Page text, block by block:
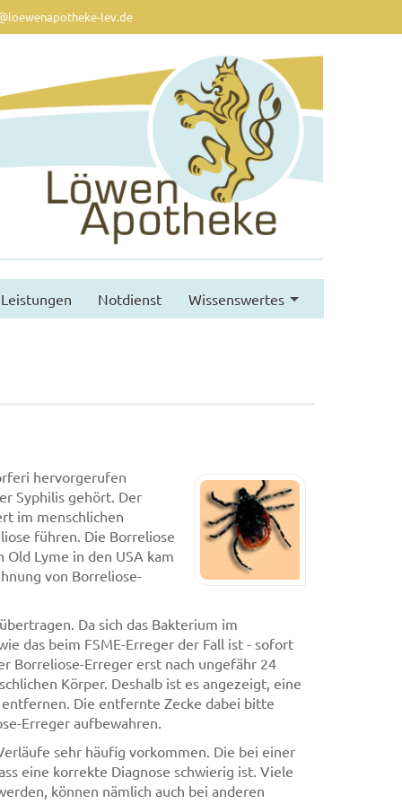
lev.de
Leistungen Notdienst Wissenswertes
hervorgerufen
Syphilis gehört. Der
im menschlichen
führen. Die Borreliose
Lyme in den USA kam
von Borreliose-
Da sich das Bakterium im
das beim FSME-Erreger der Fall ist - sofort
Borreliose-Erreger erst nach ungefähr 24
Körper. Deshalb ist es angezeigt, eine
Die entfernte Zecke dabei bitte
Erreger aufbewahren.
sehr häufig vorkommen. Die bei einer
eine korrekte Diagnose schwierig ist. Viele
können nämlich auch bei anderen